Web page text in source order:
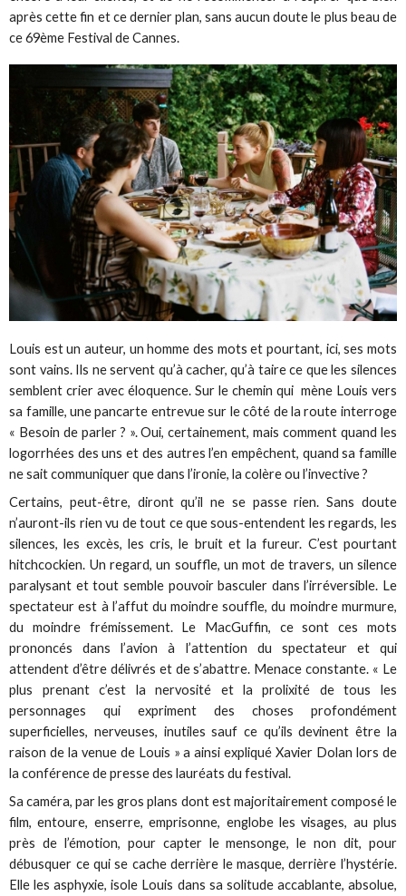
après cette fin et ce dernier plan, sans aucun doute le plus beau de
ce 69ème Festival de Cannes.
Louis est un auteur, un homme des mots et pourtant, ici, ses mots
sont vains. Ils ne servent qu’à cacher, qu’à taire ce que les silences
semblent crier avec éloquence. Sur le chemin qui mène Louis vers
sa famille, une pancarte entrevue sur le côté de la route interroge
« Besoin de parler ? ». Oui, certainement, mais comment quand les
logorrhées des uns et des autres l’en empêchent, quand sa famille
ne sait communiquer que dans l’ironie, la colère ou l’invective ?
Certains, peut-être, diront qu’il ne se passe rien. Sans doute
n’auront-ils rien vu de tout ce que sous-entendent les regards, les
silences, les excès, les cris, le bruit et la fureur. C’est pourtant
hitchcockien. Un regard, un souffle, un mot de travers, un silence
paralysant et tout semble pouvoir basculer dans l’irréversible. Le
spectateur est à l’affut du moindre souffle, du moindre murmure,
du moindre frémissement. Le MacGuffin, ce sont ces mots
prononcés dans l’avion à l’attention du spectateur et qui
attendent d’être délivrés et de s’abattre. Menace constante. « Le
plus prenant c’est la nervosité et la prolixité de tous les
personnages qui expriment des choses profondément
superficielles, nerveuses, inutiles sauf ce qu’ils devinent être la
raison de la venue de Louis » a ainsi expliqué Xavier Dolan lors de
la conférence de presse des lauréats du festival.
Sa caméra, par les gros plans dont est majoritairement composé le
film, entoure, enserre, emprisonne, englobe les visages, au plus
près de l’émotion, pour capter le mensonge, le non dit, pour
débusquer ce qui se cache derrière le masque, derrière l’hystérie.
Elle les asphyxie, isole Louis dans sa solitude accablante, absolue,